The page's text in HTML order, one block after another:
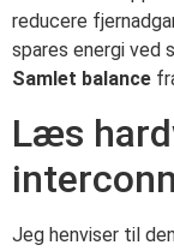
reducere
spares energi ved
Samlet balance
Læs
Jeg henviser til